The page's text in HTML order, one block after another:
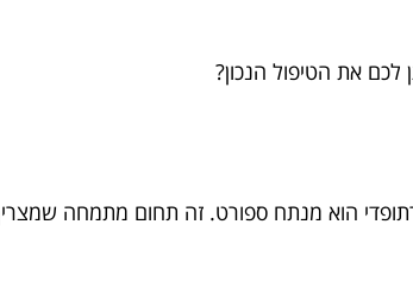
לכם את הטיפול הנכון?
הוא מנתח ספורט. זה תחום מתמחה